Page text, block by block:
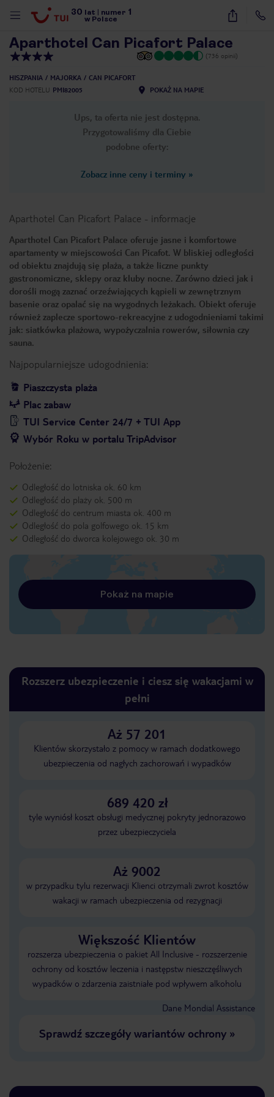
30 lat numer 1
w Polsce
23
Aparthotel Can Picafort Palace
(736 opinii)
HISZPANIA MAJORKA
CAN PICAFORT
KOD HOTELU PMI82005 POKAŻ NA MAPIE
Ups, ta oferta nie jest dostępna.
Przygotowaliśmy dla Ciebie
podobne oferty:
Zobacz inne ceny i terminy »
Aparthotel Can Picafort Palace - informacje
Aparthotel Can Picafort Palace oferuje jasne i komfortowe
apartamenty w miejscowości Can Picafot. W bliskiej odległości
od obiektu znajdują się plaża, a także liczne punkty
gastronomiczne, sklepy oraz kluby nocne. Zarówno dzieci jak i
dorośli mogą zaznać orzeźwiających kąpieli w zewnętrznym
basenie oraz opalać się na wygodnych leżakach. Obiekt oferuje
również zaplecze sportowo-rekreacyjne z udogodnieniami takimi
jak: siatkówka plażowa, wypożyczalnia rowerów, siłownia czy
sauna.
Najpopularniejsze udogodnienia:
Piaszczysta plaża
Plac zabaw
TUI Service Center 24/7 + TUI App
Wybór Roku w portalu TripAdvisor
Położenie:
Odległość do lotniska ok. 60 km
Odległość do plaży ok. 500 m
Odległość do centrum miasta ok. 400 m
Odległość do pola golfowego ok. 15 km
Odległość do dworca kolejowego ok. 30 m
Pokaż na mapie
Rozszerz ubezpieczenie i ciesz się wakacjami w
pełni
Aż 57 201
Klientów skorzystało z pomocy w ramach dodatkowego
ubezpieczenia od nagłych zachorowań i wypadków
689 420 zł
tyle wyniósł koszt obsługi medycznej pokryty jednorazowo
przez ubezpieczyciela
Aż 9002
w przypadku tylu rezerwacji Klienci otrzymali zwrot kosztów
wakacji w ramach ubezpieczenia od rezygnacji
Większość Klientów
rozszerza ubezpieczenia o pakiet All Inclusive - rozszerzenie
ochrony od kosztów leczenia i następstw nieszczęśliwych
wypadków o zdarzenia zaistniałe pod wpływem alkoholu
Dane Mondial Assistance
Sprawdź szczegóły wariantów ochrony»